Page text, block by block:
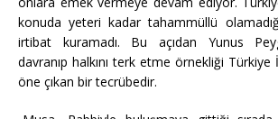
konuda yeteri kadar tahammüllü
irtibat kuramadı. Bu açıdan Yunus
davranıp halkını terk etme örnekliği Türkiye
öne çıkan bir tecrübedir.